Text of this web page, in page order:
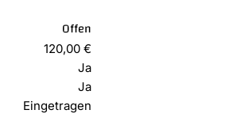
Offen
120,00 €
Ja
Ja
Eingetragen